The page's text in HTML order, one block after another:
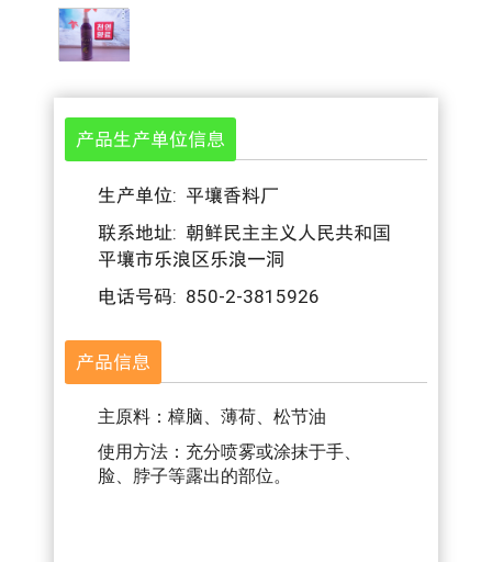
产品生产单位信息
生产单位: 平壤香料厂
联系地址: 朝鲜民主主义人民共和国
平壤市乐浪区乐浪一洞
电话号码: 850-2-3815926
产品信息
主原料：樟脑、薄荷、松节油
使用方法：充分喷雾或涂抹于手、
脸、脖子等露出的部位。